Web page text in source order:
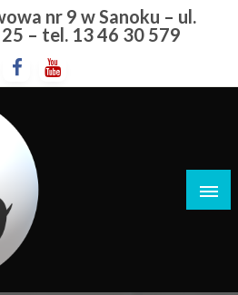
nr 9 w Sanoku – ul.
25 – tel. 13 46 30 579